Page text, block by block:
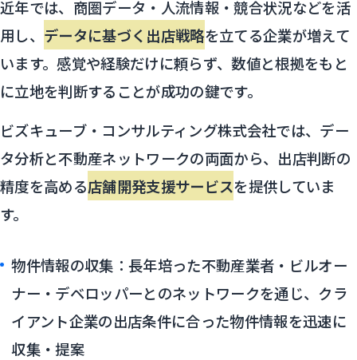
近年では、商圏データ・人流情報・競合状況などを活
用し、 データに基づく出店戦略を立てる企業が増えて
います。感覚や経験だけに頼らず、数値と根拠をもと
に立地を判断することが成功の鍵です。
ビズキューブ・コンサルティング株式会社では、デー
タ分析と不動産ネットワークの両面から、出店判断の
精度を高める店舗開発支援サービスを提供していま
す。
物件情報の収集：長年培った不動産業者・ビルオー
ナー・デベロッパーとのネットワークを通じ、クラ
イアント企業の出店条件に合った物件情報を迅速に
収集・提案